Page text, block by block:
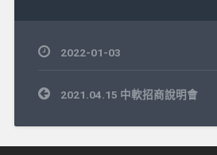
2022-01-03
文
章
覽
2021.04.15 中軟招商說明會